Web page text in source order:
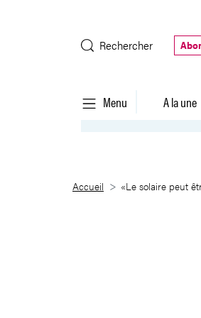
Rechercher
Menu A la une
«Le solaire peut
Accueil «Le solaire peut